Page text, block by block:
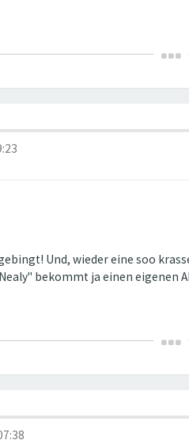
Und, wieder eine soo
bekommt ja einen eigenen